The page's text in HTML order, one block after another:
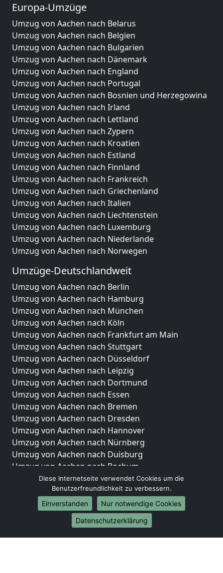
Europa-Umzüge
Umzug von Aachen nach Belarus
Umzug von Aachen nach Belgien
Umzug von Aachen nach Bulgarien
Umzug von Aachen nach Dänemark
Umzug von Aachen nach England
Umzug von Aachen nach Portugal
Umzug von Aachen nach Bosnien und Herzegowina
Umzug von Aachen nach Irland
Umzug von Aachen nach Lettland
Umzug von Aachen nach Zypern
Umzug von Aachen nach Kroatien
Umzug von Aachen nach Estland
Umzug von Aachen nach Finnland
Umzug von Aachen nach Frankreich
Umzug von Aachen nach Griechenland
Umzug von Aachen nach Italien
Umzug von Aachen nach Liechtenstein
Umzug von Aachen nach Luxemburg
Umzug von Aachen nach Niederlande
Umzug von Aachen nach Norwegen
Umzüge-Deutschlandweit
Umzug von Aachen nach Berlin
Umzug von Aachen nach Hamburg
Umzug von Aachen nach München
Umzug von Aachen nach Köln
Umzug von Aachen nach Frankfurt am Main
Umzug von Aachen nach Stuttgart
Umzug von Aachen nach Düsseldorf
Umzug von Aachen nach Leipzig
Umzug von Aachen nach Dortmund
Umzug von Aachen nach Essen
Umzug von Aachen nach Bremen
Umzug von Aachen nach Dresden
Umzug von Aachen nach Hannover
Umzug von Aachen nach Nürnberg
Umzug von Aachen nach Duisburg
Umzug von Aachen nach Bochum
Umzug von Aachen nach Wuppertal
Umzug von Aachen nach Bielefeld
Umzug von Aachen nach Bonn
Umzug von Aachen nach Münster
Diese Internetseite verwendet Cookies um die
Benutzerfreundlichkeit zu verbessern.
Einverstanden
Nur notwendige Cookies
Datenschutzerklärung